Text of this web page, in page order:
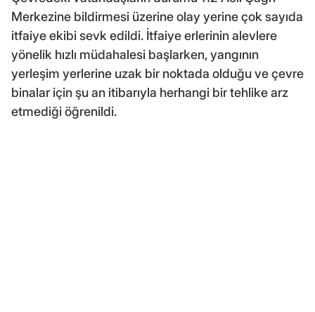
Merkezine bildirmesi üzerine olay yerine çok sayıda
itfaiye ekibi sevk edildi. İtfaiye erlerinin alevlere
yönelik hızlı müdahalesi başlarken, yangının
yerleşim yerlerine uzak bir noktada olduğu ve çevre
binalar için şu an itibarıyla herhangi bir tehlike arz
etmediği öğrenildi.